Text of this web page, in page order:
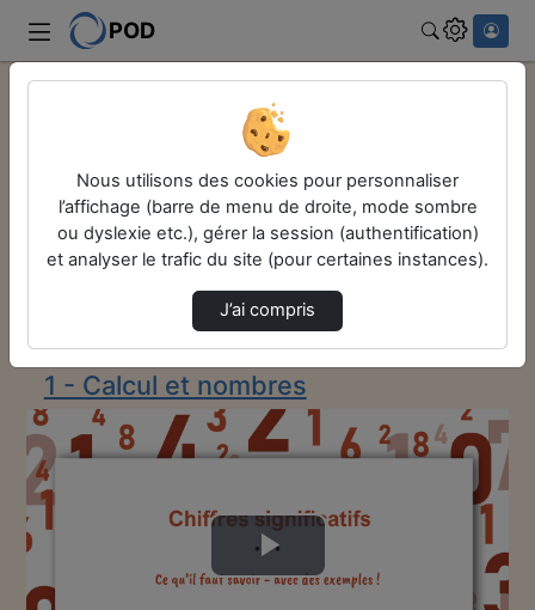
POD
Remise à niveau en maths
Comprendre Les Chiffres Significatifs
Remise à niveau
en maths
Description de la chaîne
1 - Calcul et nombres
Lire
Nous utilisons des cookies pour personnaliser
l’affichage (barre de menu de droite, mode sombre
ou dyslexie etc.), gérer la session (authentification)
et analyser le trafic du site (pour certaines instances).
J’ai compris